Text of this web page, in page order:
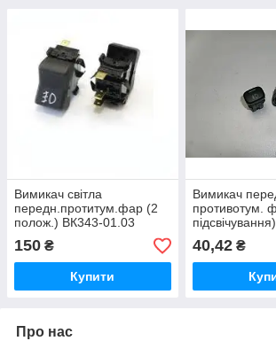
Вимикач світла
передн.протитум.фар (2
полож.) ВК343-01.03
ГАЗ,КАМАЗ (вир-во
"Автоарматура")
150 ₴
Купити
Вимикач
противотум.
підсвічування)
ВАЗ,УАЗ,ГАЗ
07.01(вир-во
40,42₴
Про нас